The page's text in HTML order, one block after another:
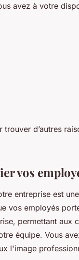
avez à votre
trouver d’autres
vos
entreprise est
vos employés
permettant aux
équipe. Vous
l'image